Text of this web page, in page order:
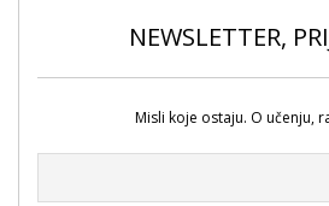
NEWSLETTER,
Misli koje ostaju. O učenju,